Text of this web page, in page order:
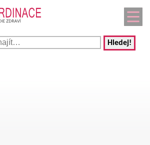
Hledej!